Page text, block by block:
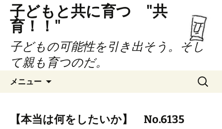
子どもと共に育つ "共
育！！"
子どもの可能性を引き出そう。そし
て親も育つのだ。
メニュー
ン
ツ
検
索:
【本当は何をしたいか】 No.6135